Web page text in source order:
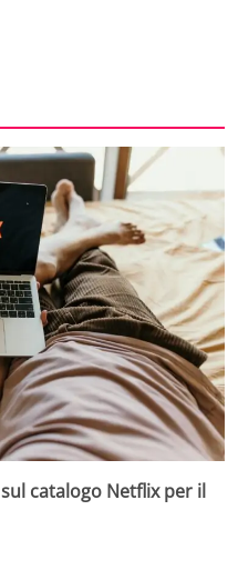
catalogo Netflix per il